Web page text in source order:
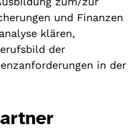
und Finanzen
klären,
der
in der